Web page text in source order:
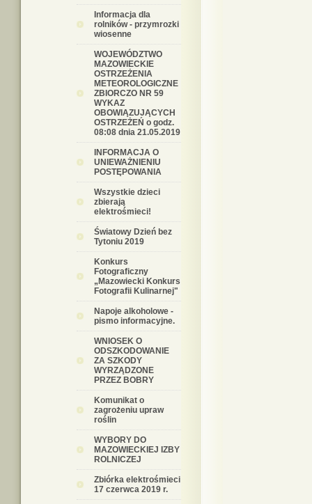
Informacja dla
rolników - przymrozki
wiosenne
WOJEWÓDZTWO
MAZOWIECKIE
OSTRZEŻENIA
METEOROLOGICZNE
ZBIORCZO NR 59
WYKAZ
OBOWIĄZUJĄCYCH
OSTRZEŻEŃ o godz.
08:08 dnia 21.05.2019
INFORMACJA O
UNIEWAŻNIENIU
POSTĘPOWANIA
Wszystkie dzieci
zbierają
elektrośmieci!
Światowy Dzień bez
Tytoniu 2019
Konkurs
Fotograficzny
„Mazowiecki Konkurs
Fotografii Kulinarnej"
Napoje alkoholowe -
pismo informacyjne.
WNIOSEK O
ODSZKODOWANIE
ZA SZKODY
WYRZĄDZONE
PRZEZ BOBRY
Komunikat o
zagrożeniu upraw
roślin
WYBORY DO
MAZOWIECKIEJ IZBY
ROLNICZEJ
Zbiórka elektrośmieci
17 czerwca 2019 r.